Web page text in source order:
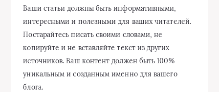
Ваши статьи должны быть информативными,
интересными и полезными для ваших читателей.
Постарайтесь писать своими словами, не
копируйте и не вставляйте текст из других
источников. Ваш контент должен быть 100%
уникальным и созданным именно для вашего
блога.